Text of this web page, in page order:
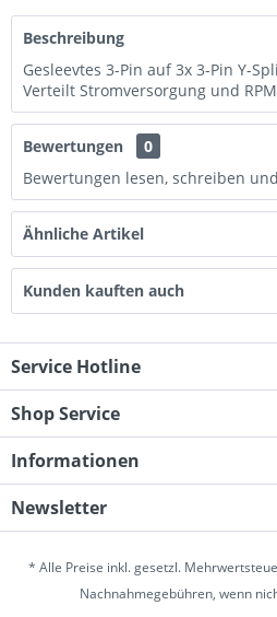
Beschreibung
Gesleevtes 3-Pin auf 3x 3-Pin Y-
Verteilt Stromversorgung und
Bewertungen
0
Bewertungen lesen, schreiben
Ähnliche Artikel
Kunden kauften auch
Service Hotline
Shop Service
Informationen
Newsletter
* Alle Preise inkl. gesetzl.
Nachnahmegebühren, wenn